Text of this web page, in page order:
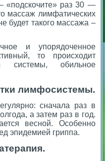
«подскочите» раз 30 —
массаж лимфатических
будет такого массажа –
и упорядоченное
то происходит
системы, обильное
лимфосистемы.
сначала раз в
а затем раз в год.
весной. Особенно
эпидемией гриппа.